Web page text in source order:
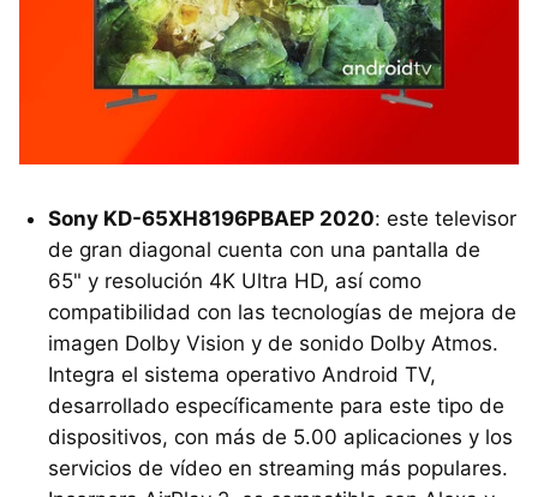
Sony KD-65XH8196PBAEP 2020: este televisor
de gran diagonal cuenta con una pantalla de
65" y resolución 4K Ultra HD, así como
compatibilidad con las tecnologías de mejora de
imagen Dolby Vision y de sonido Dolby Atmos.
Integra el sistema operativo Android TV,
desarrollado específicamente para este tipo de
dispositivos, con más de 5.00 aplicaciones y los
servicios de vídeo en streaming más populares.